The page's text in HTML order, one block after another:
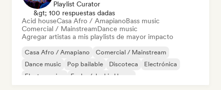
Playlist Curator
&gt; 100 respuestas dadas
Acid houseCasa Afro / AmapianoBass music
Comercial / MainstreamDance music
Agregar artistas a mis playlists de mayor impacto
Casa Afro / Amapiano
Comercial / Mainstream
Dance music
Pop bailable Discoteca
Electrónica
Electro swing
Funky / Jackin House